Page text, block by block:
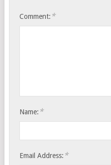
Comment: *
Name: *
Email Address: *